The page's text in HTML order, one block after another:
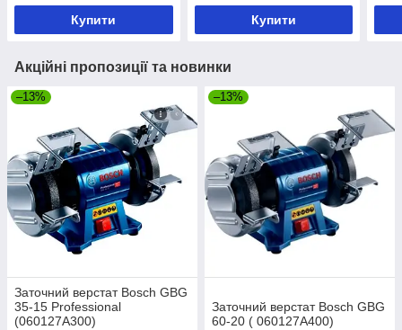
Купити Купити
Акційні пропозиції та новинки
–13%
Заточний верстат Bosch GBG
35-15 Professional
(060127A300)
–13%
Заточний верстат Bosch GBG
60-20 ( 060127A400)